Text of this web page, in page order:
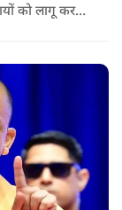
को लागू करना